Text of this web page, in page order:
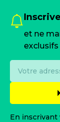
et ne
exclusifs
En inscrivant